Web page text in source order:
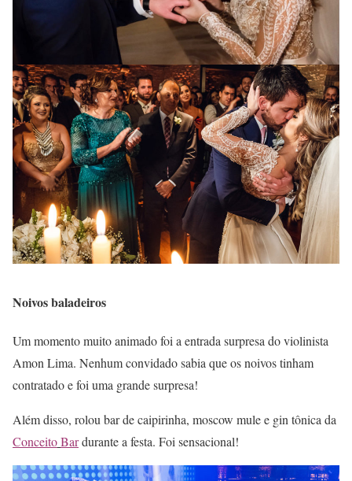
Noivos baladeiros
Um momento muito animado foi a entrada surpresa do violinista
Amon Lima. Nenhum convidado sabia que os noivos tinham
contratado e foi uma grande surpresa!
Além disso, rolou bar de caipirinha, moscow mule e gin tônica da
ConceitoBardurante a festa. Foi sensacional!